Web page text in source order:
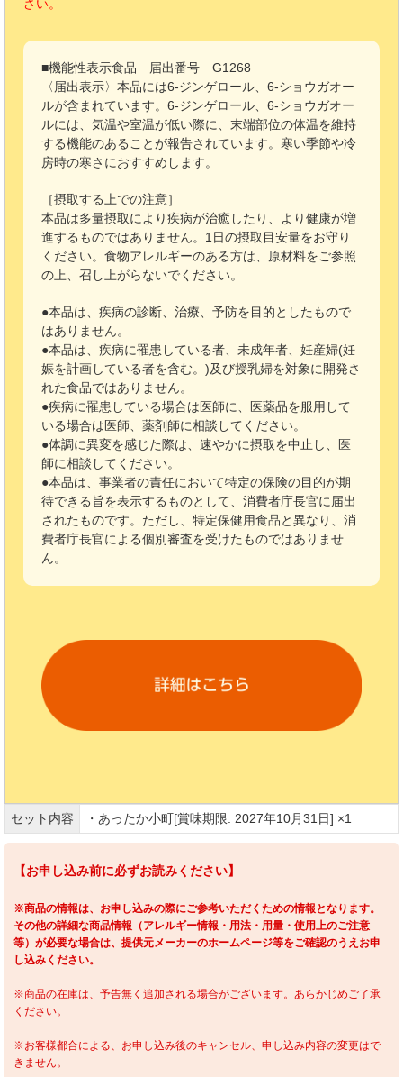
さい。
■機能性表示食品 届出番号 G1268
〈届出表示〉本品には6-ジンゲロール、6-ショウガオー
ルが含まれています。6-ジンゲロール、6-ショウガオー
ルには、気温や室温が低い際に、末端部位の体温を維持
する機能のあることが報告されています。寒い季節や冷
房時の寒さにおすすめします。
［摂取する上での注意］
本品は多量摂取により疾病が治癒したり、より健康が増
進するものではありません。1日の摂取目安量をお守り
ください。食物アレルギーのある方は、原材料をご参照
の上、召し上がらないでください。
●本品は、疾病の診断、治療、予防を目的としたもので
はありません。
●本品は、疾病に罹患している者、未成年者、妊産婦(妊
娠を計画している者を含む。)及び授乳婦を対象に開発さ
れた食品ではありません。
●疾病に罹患している場合は医師に、医薬品を服用して
いる場合は医師、薬剤師に相談してください。
●体調に異変を感じた際は、速やかに摂取を中止し、医
師に相談してください。
●本品は、事業者の責任において特定の保険の目的が期
待できる旨を表示するものとして、消費者庁長官に届出
されたものです。ただし、特定保健用食品と異なり、消
費者庁長官による個別審査を受けたものではありませ
ん。
セット内容 ・あったか小町[賞味期限: 2027年10月31日] ×1
【お申し込み前に必ずお読みください】
※商品の情報は、お申し込みの際にご参考いただくための情報となります。
その他の詳細な商品情報（アレルギー情報・用法・用量・使用上のご注意
等）が必要な場合は、提供元メーカーのホームページ等をご確認のうえお申
し込みください。
※商品の在庫は、予告無く追加される場合がございます。あらかじめご了承
ください。
※お客様都合による、お申し込み後のキャンセル、申し込み内容の変更はで
きません。